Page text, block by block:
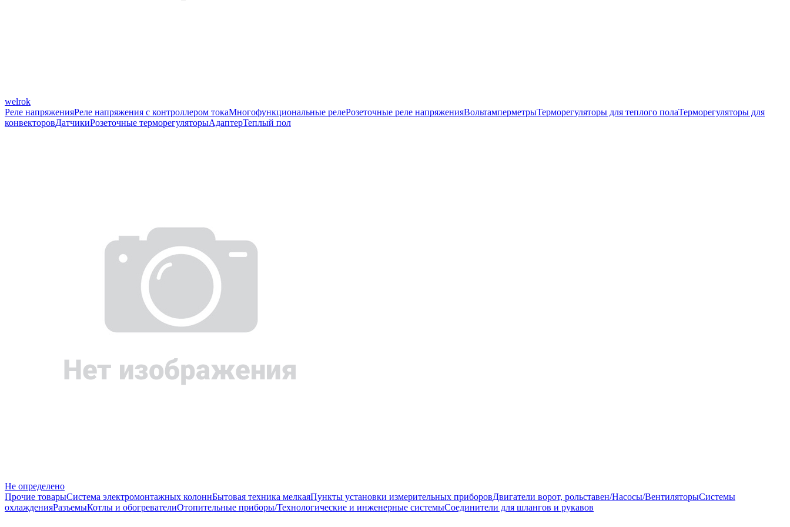
welrok
Реле напряженияРеле напряжения с контроллером токаМногофункциональные релеРозеточные реле напряженияВольтамперметрыТерморегуляторы для теплого полаТерморегуляторы для
конвекторовДатчикиРозеточные терморегуляторыАдаптерТеплый пол
Не определено
Прочие товарыСистема электромонтажных колоннБытовая техника мелкаяПункты установки измерительных приборовДвигатели ворот, рольставен/Насосы/ВентиляторыСистемы
охлажденияРазъемыКотлы и обогревателиОтопительные приборы/Технологические и инженерные системыСоединители для шлангов и рукавов